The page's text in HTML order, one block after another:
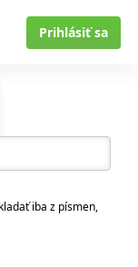
Prihlásiť sa
iba z písmen,